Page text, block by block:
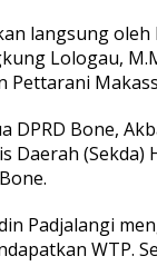
langsung oleh
Lologau,
Pettarani
DPRD Bone,
Daerah (Sekda)
Padjalangi
WTP.